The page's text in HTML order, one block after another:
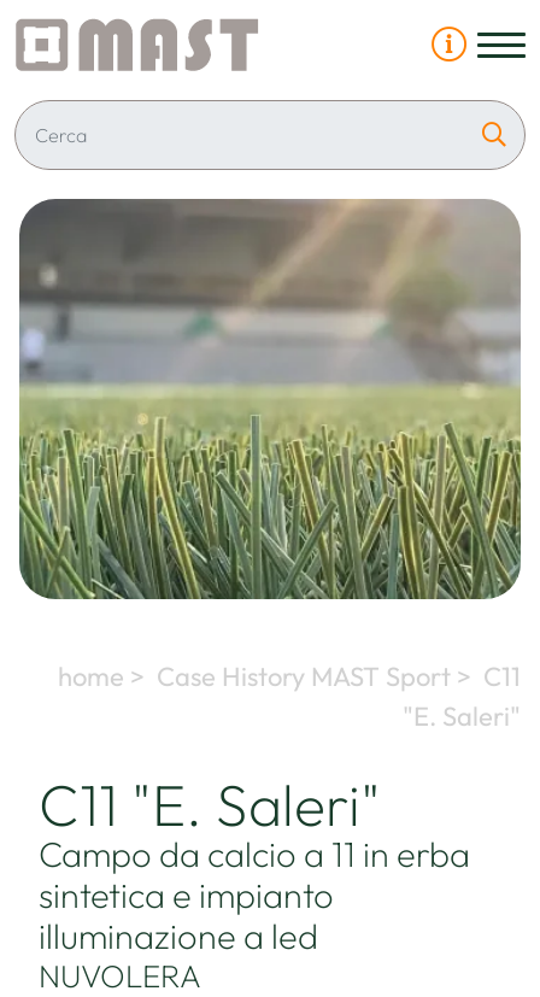
home > Case History MAST Sport > C11
"E. Saleri"
C11 "E. Saleri"
Campo da calcio a 11 in erba
sintetica e impianto
illuminazione a led
NUVOLERA